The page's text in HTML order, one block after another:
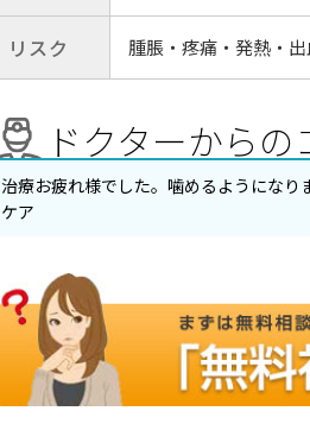
リスク 腫脹・疼痛・発熱・
ドクターからの
治療お疲れ様でした。噛めるようにな
ケア